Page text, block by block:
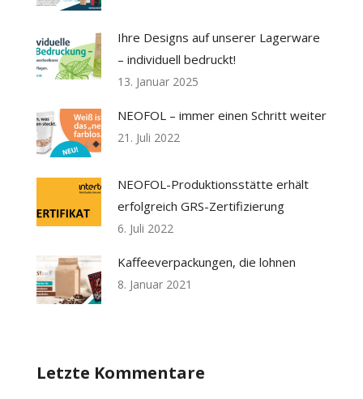
Ihre Designs auf unserer Lagerware
– individuell bedruckt!
13. Januar 2025
NEOFOL – immer einen Schritt weiter
21. Juli 2022
NEOFOL-Produktionsstätte erhält
erfolgreich GRS-Zertifizierung
6. Juli 2022
Kaffeeverpackungen, die lohnen
8. Januar 2021
Letzte Kommentare